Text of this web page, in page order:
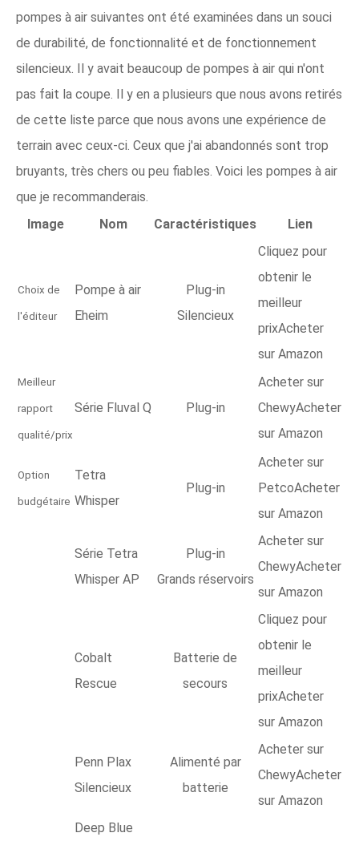
pompes à air suivantes ont été examinées dans un souci
de durabilité, de fonctionnalité et de fonctionnement
silencieux. Il y avait beaucoup de pompes à air qui n'ont
pas fait la coupe. Il y en a plusieurs que nous avons retirés
de cette liste parce que nous avons une expérience de
terrain avec ceux-ci. Ceux que j'ai abandonnés sont trop
bruyants, très chers ou peu fiables. Voici les pompes à air
que je recommanderais.
Image
Nom Caractéristiques Lien
Choix de
l'éditeur
Pompe à air
Eheim
Plug-in
Silencieux
Cliquez pour
obtenir le
meilleur
prixAcheter
sur Amazon
Meilleur
rapport
qualité/prix
Série Fluval Q Plug-in
Acheter sur
ChewyAcheter
sur Amazon
Option
budgétaire
Tetra
Whisper
Plug-in
Acheter sur
PetcoAcheter
sur Amazon
Série Tetra
Whisper AP
Plug-in
Grands réservoirs
Acheter sur
ChewyAcheter
sur Amazon
Cobalt
Rescue
Batterie de
secours
Cliquez pour
obtenir le
meilleur
prixAcheter
sur Amazon
Penn Plax
Silencieux
Alimenté par
batterie
Acheter sur
ChewyAcheter
sur Amazon
Deep Blue